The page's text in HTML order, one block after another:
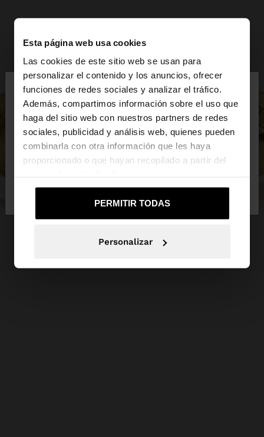
Esta página web usa cookies
Las cookies de este sitio web se usan para
personalizar el contenido y los anuncios, ofrecer
funciones de redes sociales y analizar el tráfico.
Además, compartimos información sobre el uso que
haga del sitio web con nuestros partners de redes
sociales, publicidad y análisis web, quienes pueden
combinarla con otra información que les haya
proporcionado o que hayan recopilado a partir del
PERMITIR TODAS
Personalizar
hola
Estás accediendo a la web de España. ¿Quieres ir a
la web de United States?